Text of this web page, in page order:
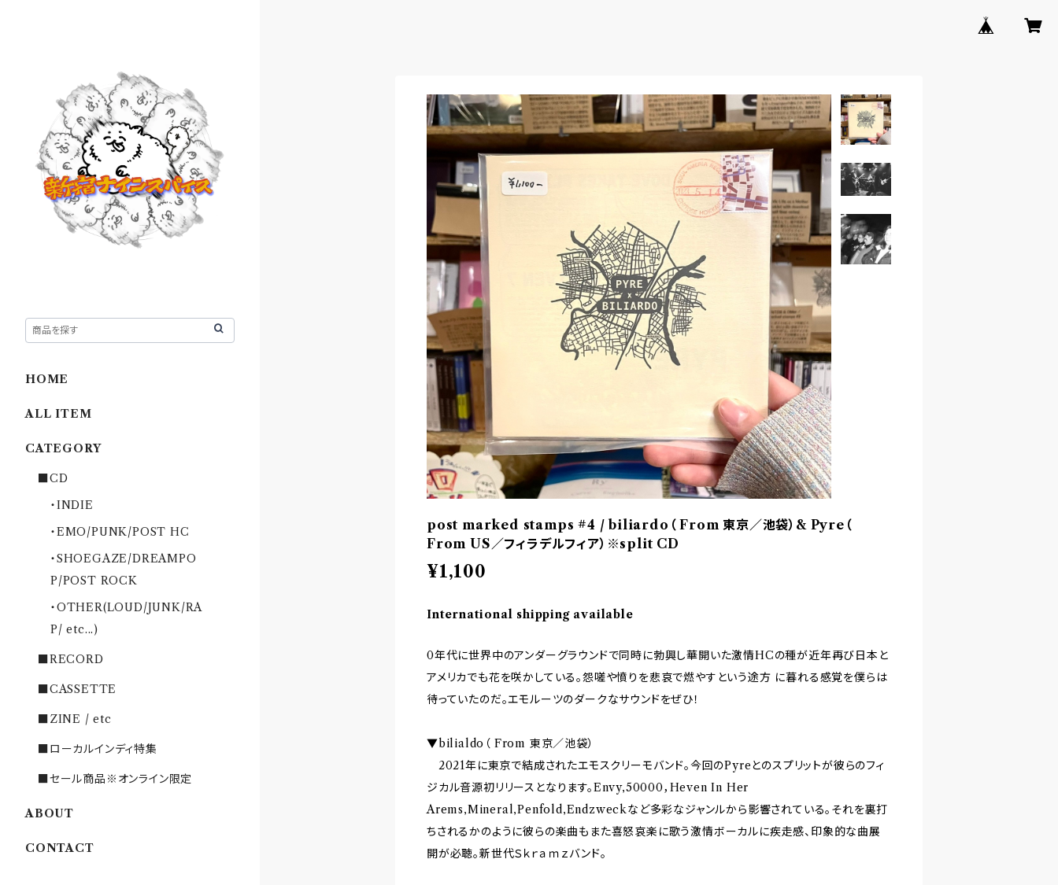
post marked stamps #4 / biliardo（ From 東京／池袋）& Pyre（
From US／フィラデルフィア）※split CD
¥1,100
International shipping available
0年代に世界中のアンダーグラウンドで同時に勃興し華開いた激情HCの種が近年再び日本と
アメリカでも花を咲かしている。怨嗟や憤りを悲哀で燃やすという途方 に暮れる感覚を僕らは
待っていたのだ。エモルーツのダークなサウンドをぜひ！
▼bilialdo（ From 東京／池袋）
2021年に東京で結成されたエモスクリーモバンド。今回のPyreとのスプリットが彼らのフィ
ジカル音源初リリースとなります。Envy,50000，Heven In Her
Arems,Mineral,Penfold,Endzweckなど多彩なジャンルから影響されている。それを裏打
ちされるかのように彼らの楽曲もまた喜怒哀楽に歌う激情ボーカルに疾走感、印象的な曲展
開が必聴。新世代Ｓｋｒａｍｚバンド。
HOME
ALL ITEM
CATEGORY
■CD
・INDIE
・EMO/PUNK/POST HC
・SHOEGAZE/DREAMPO
P/POST ROCK
・OTHER(LOUD/JUNK/RA
P/ etc...)
■RECORD
■CASSETTE
■ZINE / etc
■ローカルインディ特集
■セール商品※オンライン限定
ABOUT
CONTACT